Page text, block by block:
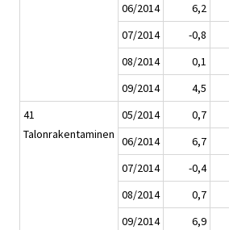
06/2014
6,2
07/2014
-0,8
08/2014
0,1
09/2014
4,5
41
Talonrakentaminen
05/2014 0,7
06/2014
6,7
07/2014
-0,4
08/2014
0,7
09/2014
6,9